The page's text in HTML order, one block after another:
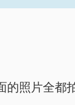
照片全都